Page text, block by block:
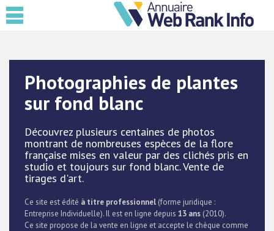
Photographies de plantes
sur fond blanc
Découvrez plusieurs centaines de photos
montrant de nombreuses espèces de la flore
française mises en valeur par des clichés pris en
studio et toujours sur fond blanc. Vente de
tirages d'art.
Ce site est édité à titre professionnel (forme juridique :
Entreprise Individuelle). Il est en ligne depuis 13 ans (2010).
Ce site propose de la vente en ligne et accepte le chèque comme